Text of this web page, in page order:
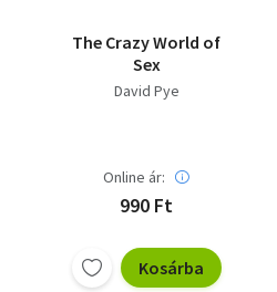
The Crazy World of
Sex
David Pye
Online ár:
990 Ft
Kosárba